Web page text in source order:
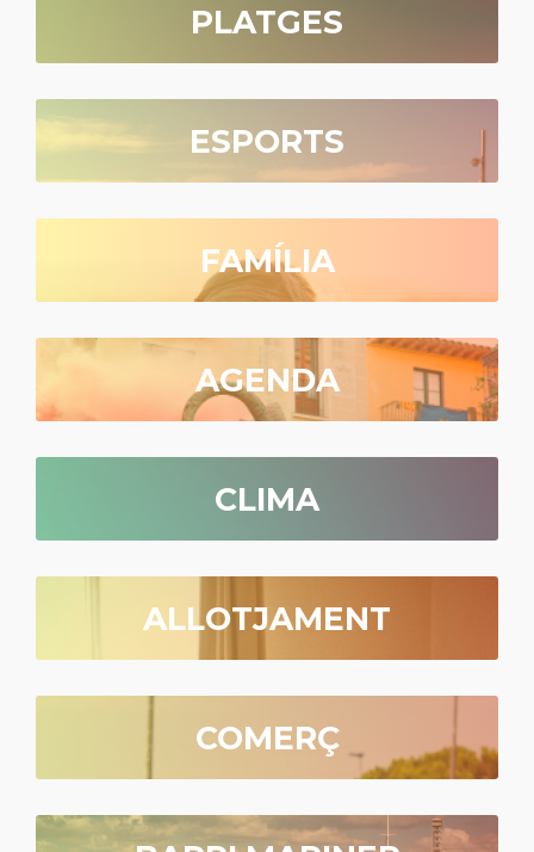
PLATGES
ESPORTS
FAMÍLIA
AGENDA
CLIMA
ALLOTJAMENT
COMERÇ